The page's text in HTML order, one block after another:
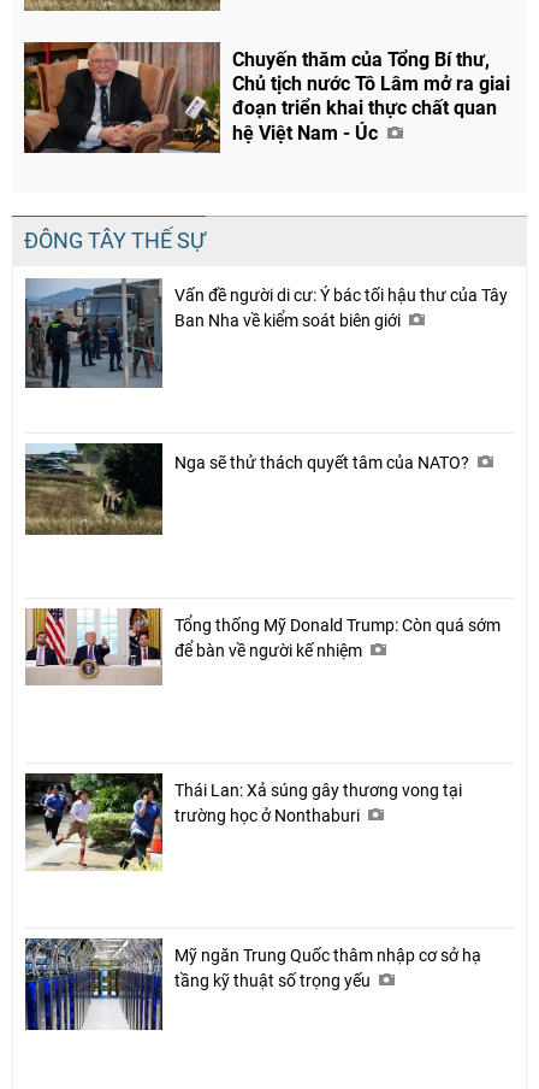
Chuyến thăm của Tổng Bí thư,
Chủ tịch nước Tô Lâm mở ra giai
đoạn triển khai thực chất quan
hệ Việt Nam - Úc
ĐÔNG TÂY THẾ SỰ
Vấn đề người di cư: Ý bác tối hậu thư của Tây
Ban Nha về kiểm soát biên giới
Nga sẽ thử thách quyết tâm của NATO?
Tổng thống Mỹ Donald Trump: Còn quá sớm
để bàn về người kế nhiệm
Thái Lan: Xả súng gây thương vong tại
trường học ở Nonthaburi
Mỹ ngăn Trung Quốc thâm nhập cơ sở hạ
tầng kỹ thuật số trọng yếu